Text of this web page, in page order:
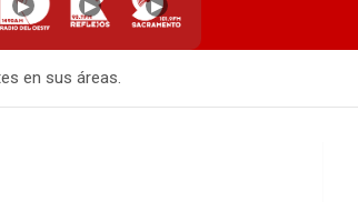
▶ ▶ ▶
en sus áreas.